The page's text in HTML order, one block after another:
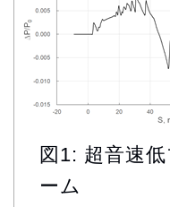
図1: 超音速
ーム